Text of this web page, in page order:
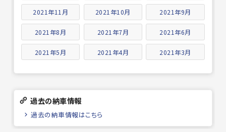
2021年11月 2021年10月 2021年9月
2021年8月 2021年7月 2021年6月
2021年5月 2021年4月 2021年3月
過去の納車情報
過去の納車情報はこちら